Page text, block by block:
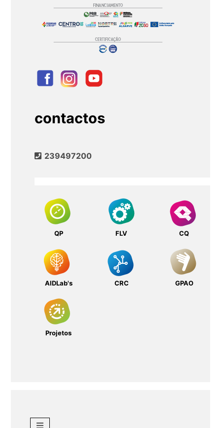
contactos
239497200
QP FLV CQ
AIDLab's CRC GPAO
Projetos